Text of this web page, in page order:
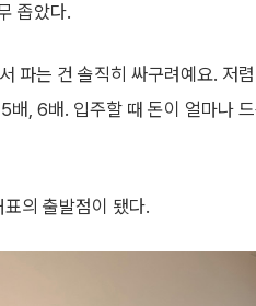
좁았다.
파는 건 솔직히 싸구려예요. 저
배, 6배. 입주할 때 돈이 얼마나
의 출발점이 됐다.